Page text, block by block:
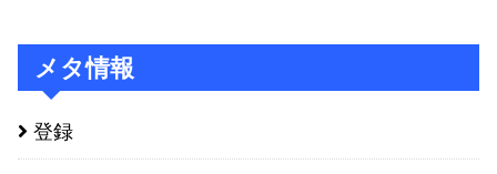
メタ情報
登録